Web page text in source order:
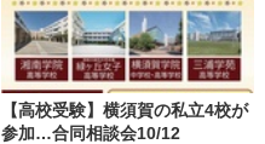
【高校受験】横須賀の私立4校が
参加…合同相談会10/12